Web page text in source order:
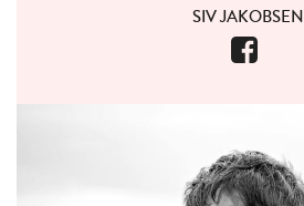
SIV JAKOBSEN